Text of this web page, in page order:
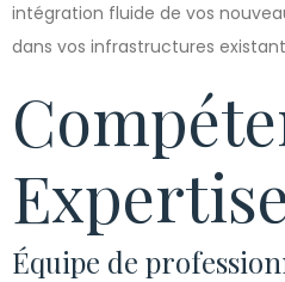
intégration fluide de vos
dans vos infrastructures
Équipe de